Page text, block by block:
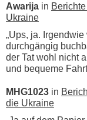
Awarija in
Ukraine
„Ups, ja.
durchgängig
der Tat wohl nicht
und bequeme
MHG1023 in
die Ukraine